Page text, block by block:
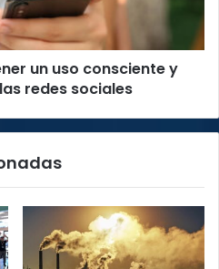
un uso consciente y
redes sociales